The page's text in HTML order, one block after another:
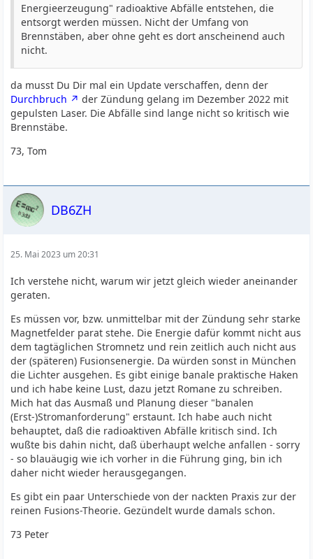
Energieerzeugung" radioaktive Abfälle entstehen, die
entsorgt werden müssen. Nicht der Umfang von
Brennstäben, aber ohne geht es dort anscheinend auch
nicht.
da musst Du Dir mal ein Update verschaffen, denn der
Durchbruch
der Zündung gelang im Dezember 2022 mit
gepulsten Laser. Die Abfälle sind lange nicht so kritisch wie
Brennstäbe.
73, Tom
DB6ZH
25. Mai 2023 um 20:31
Ich verstehe nicht, warum wir jetzt gleich wieder aneinander
geraten.
Es müssen vor, bzw. unmittelbar mit der Zündung sehr starke
Magnetfelder parat stehe. Die Energie dafür kommt nicht aus
dem tagtäglichen Stromnetz und rein zeitlich auch nicht aus
der (späteren) Fusionsenergie. Da würden sonst in München
die Lichter ausgehen. Es gibt einige banale praktische Haken
und ich habe keine Lust, dazu jetzt Romane zu schreiben.
Mich hat das Ausmaß und Planung dieser "banalen
(Erst-)Stromanforderung" erstaunt. Ich habe auch nicht
behauptet, daß die radioaktiven Abfälle kritisch sind. Ich
wußte bis dahin nicht, daß überhaupt welche anfallen - sorry
- so blauäugig wie ich vorher in die Führung ging, bin ich
daher nicht wieder herausgegangen.
Es gibt ein paar Unterschiede von der nackten Praxis zur der
reinen Fusions-Theorie. Gezündelt wurde damals schon.
73 Peter